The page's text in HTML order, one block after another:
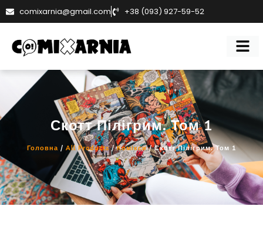
comixarnia@gmail.com +38 (093) 927-59-52
Скотт Пілігрим. Том 1
Головна / All Products/Комікси/ Скотт Пілігрим. Том 1